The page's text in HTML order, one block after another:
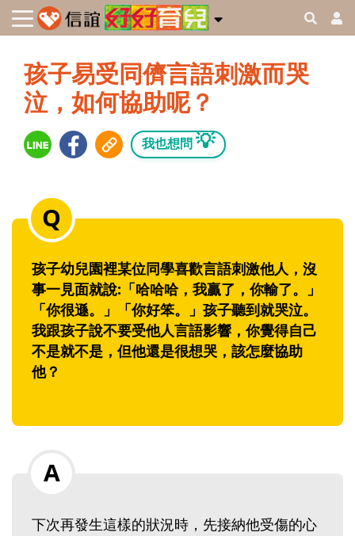
孩子易受同儕言語刺激而哭
泣，如何協助呢？
我也想問 💡
孩子幼兒園裡某位同學喜歡言語刺激他人，沒
事一見面就說:「哈哈哈，我贏了，你輸了。」
「你很遜。」「你好笨。」孩子聽到就哭泣。
我跟孩子說不要受他人言語影響，你覺得自己
不是就不是，但他還是很想哭，該怎麼協助
他？
下次再發生這樣的狀況時，先接納他受傷的心